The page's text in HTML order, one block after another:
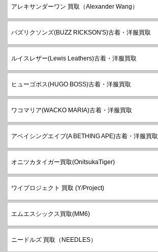
アレキサンダーワン 買取（Alexander Wang）
バズリクソンズ(BUZZ RICKSON'S)古着・洋服買取
ルイスレザー(Lewis Leathers)古着・洋服買取
ヒューゴボス(HUGO BOSS)古着・洋服買取
ワコマリア(WACKO MARIA)古着・洋服買取
アベイシングエイプ(A BETHING APE)古着・洋服買取
オニツカタイガー買取(OnitsukaTiger)
ワイプロジェクト 買取 (Y/Project)
エムエスシックス買取(MM6)
ニードルズ 買取（NEEDLES）